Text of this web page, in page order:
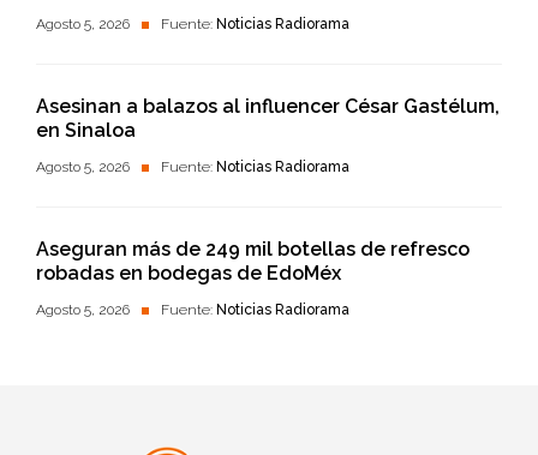
Agosto 5, 2026 Fuente: Noticias Radiorama
Asesinan a balazos al influencer César Gastélum,
en Sinaloa
Agosto 5, 2026 Fuente: Noticias Radiorama
Aseguran más de 249 mil botellas de refresco
robadas en bodegas de EdoMéx
Agosto 5, 2026 Fuente: Noticias Radiorama